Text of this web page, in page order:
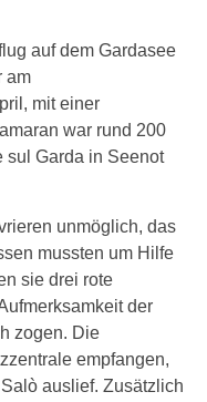
auf dem Gardasee
am
mit einer
war rund 200
sul Garda in Seenot
unmöglich, das
mussten um Hilfe
sie drei rote
der
zogen. Die
empfangen,
auslief. Zusätzlich